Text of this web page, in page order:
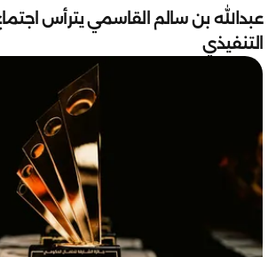
عبدالله بن سالم القاسمي يترأس
التنفيذي